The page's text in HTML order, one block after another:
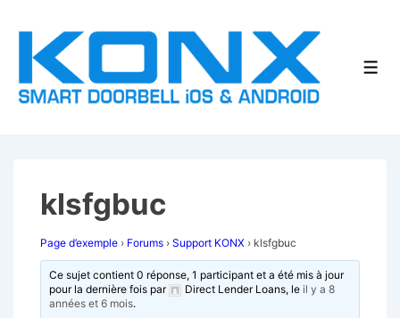
passer
contenu
klsfgbuc
Page d’exemple › Forums › Support KONX › klsfgbuc
Ce sujet contient 0 réponse, 1 participant et a été mis à jour
pour la dernière fois par
Direct Lender Loans, leil y a 8
années et 6 mois.